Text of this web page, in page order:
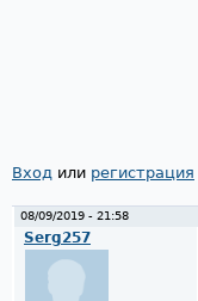
Страницы
Вход или регистрация
08/09/2019 - 21:58
Serg257